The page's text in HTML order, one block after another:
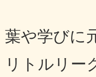
葉や学びに
リトルリー